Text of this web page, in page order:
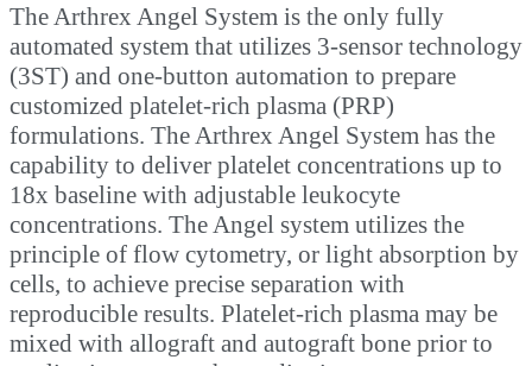
The Arthrex Angel System is the only fully
automated system that utilizes 3-sensor technology
(3ST) and one-button automation to prepare
customized platelet-rich plasma (PRP)
formulations. The Arthrex Angel System has the
capability to deliver platelet concentrations up to
18x baseline with adjustable leukocyte
concentrations. The Angel system utilizes the
principle of flow cytometry, or light absorption by
cells, to achieve precise separation with
reproducible results. Platelet-rich plasma may be
mixed with allograft and autograft bone prior to